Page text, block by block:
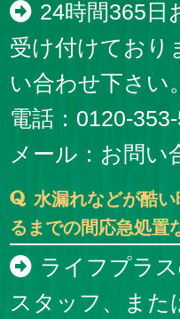
24時間365日
受け付けており
い合わせ下さい。
電話：0120-
メール： お問い
水漏れなどが酷
るまでの間応急処置
ライフプラ
スタッフ、また